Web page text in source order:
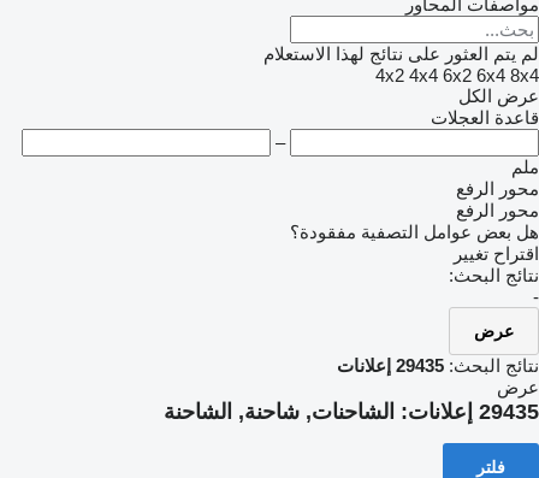
مواصفات المحاور
لم يتم العثور على نتائج لهذا الاستعلام
4x2 4x4 6x2 6x4 8x4
عرض الكل
قاعدة العجلات
–
ملم
محور الرفع
محور الرفع
هل بعض عوامل التصفية مفقودة؟
اقتراح تغيير
نتائج البحث:
-
عرض
نتائج البحث: 29435 إعلانات
عرض
29435 إعلانات: الشاحنات, شاحنة, الشاحنة
فلتر